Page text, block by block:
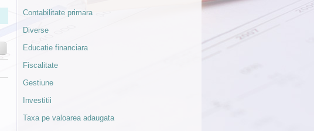
Contabilitate primara
Diverse
Educatie financiara
Fiscalitate
Gestiune
Investitii
Taxa pe valoarea adaugata